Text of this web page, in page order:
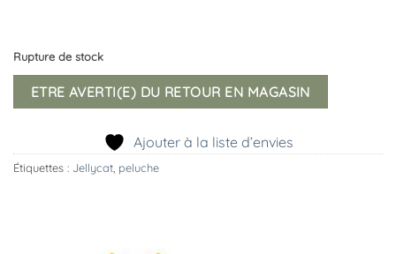
Rupture de stock
ETRE AVERTI(E) DU RETOUR EN MAGASIN
Ajouter à la liste d’envies
Étiquettes : Jellycat peluche